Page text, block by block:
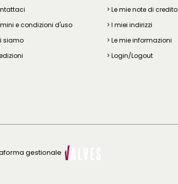
e condizioni d'uso
siamo
> Le mie note di credito
> I miei indirizzi
> Le mie informazioni
> Login/Logout
gestionale